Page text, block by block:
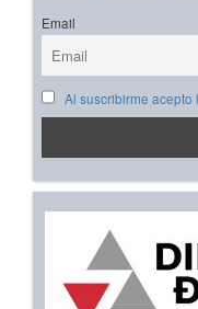
Email
Al suscribirme